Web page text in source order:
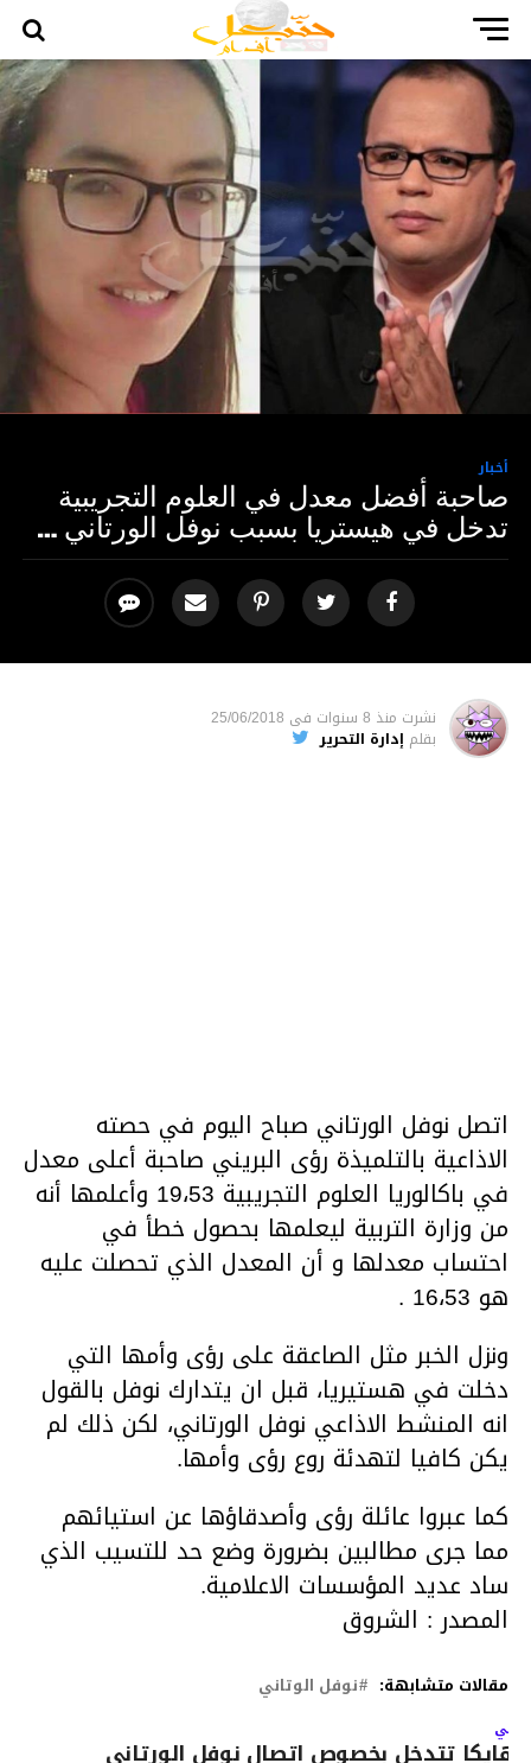
أخبار
صاحبة أفضل معدل في العلوم التجريبية
تدخل في هيستريا بسبب نوفل الورتاني …
نشرت منذ 8 سنوات فى 25/06/2018
بقلم إدارة التحرير
اتصل نوفل الورتاني صباح اليوم في حصته
الاذاعية بالتلميذة رؤى البريني صاحبة أعلى معدل
في باكالوريا العلوم التجريبية 19،53 وأعلمها أنه
من وزارة التربية ليعلمها بحصول خطأ في
احتساب معدلها و أن المعدل الذي تحصلت عليه
هو 16،53 .
ونزل الخبر مثل الصاعقة على رؤى وأمها التي
دخلت في هستيريا، قبل ان يتدارك نوفل بالقول
انه المنشط الاذاعي نوفل الورتاني، لكن ذلك لم
يكن كافيا لتهدئة روع رؤى وأمها.
كما عبروا عائلة رؤى وأصدقاؤها عن استيائهم
مما جرى مطالبين بضرورة وضع حد للتسيب الذي
ساد عديد المؤسسات الاعلامية.
المصدر : الشروق
مقالات متشابهة: نوفل الوتاني
تتدخل بخصوص اتصال نوفل الورتاني